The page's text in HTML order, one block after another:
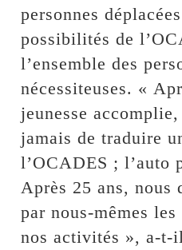
personnes
possibilités de
l’ensemble des
nécessiteuses. «
jeunesse
jamais de traduire
l’OCADES ; l’auto
Après 25 ans, nous
par nous-mêmes
nos activités », a-t-